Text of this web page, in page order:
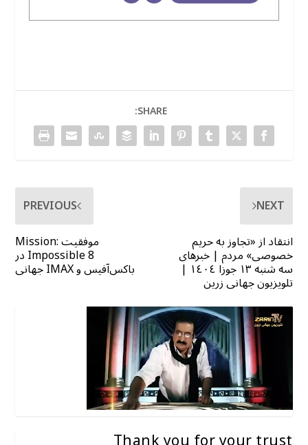
SHARE:
PREVIOUS
موفقیت Mission:
Impossible 8 در
باکس‌آفیس و IMAX جهانی
NEXT
انتقاد از «تجاوز به حریم
خصوصی» مردم | خبرهای
سه شنبه ١٣ جوزا ١٤٠٤ |
تلویزیون جهانی زرین